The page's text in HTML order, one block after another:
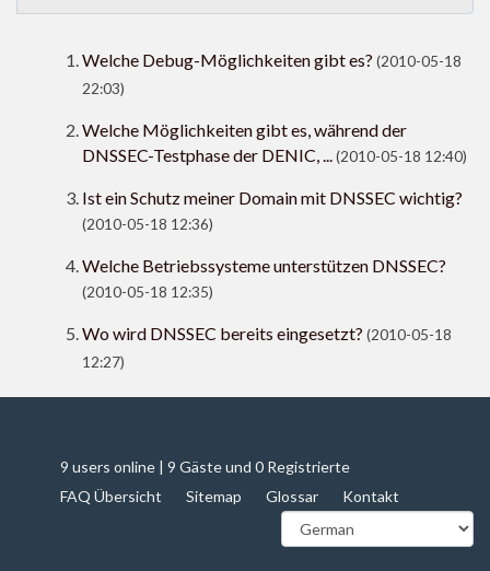
Welche Debug-Möglichkeiten gibt es? (2010-05-18
22:03)
Welche Möglichkeiten gibt es, während der
DNSSEC-Testphase der DENIC, ...(2010-05-18 12:40)
Ist ein Schutz meiner Domain mit DNSSEC wichtig?
(2010-05-18 12:36)
Welche Betriebssysteme unterstützen DNSSEC?
(2010-05-18 12:35)
Wo wird DNSSEC bereits eingesetzt? (2010-05-18
12:27)
9 users online | 9 Gäste und 0 Registrierte
FAQ Übersicht
Sitemap Glossar Kontakt